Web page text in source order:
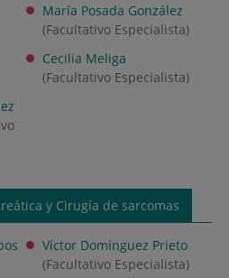
María Posada González
(Facultativo Especialista)
Cecilia Meliga
(Facultativo Especialista)
y Cirugía de sarcomas
Víctor Domínguez Prieto
(Facultativo Especialista)